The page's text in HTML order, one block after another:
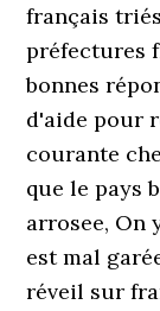
français
préfectures
bonnes
d'aide pour
courante
que le pays
arrosee, On
est mal
réveil sur